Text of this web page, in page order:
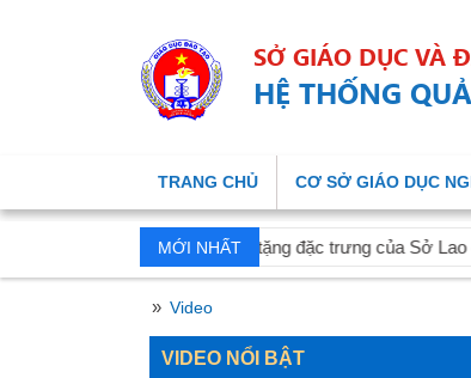
SỞ GIÁO DỤC VÀ
HỆ THỐNG
TRANG CHỦ CƠ SỞ GIÁO DỤC
MỚI NHẤT
quà tặng đặc trưng của Sở Lao động - Thương binh
» Video
VIDEO NỔI BẬT